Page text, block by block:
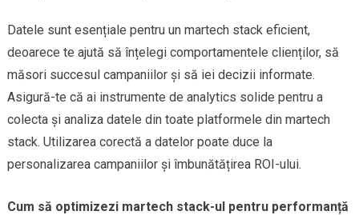
Datele sunt esențiale pentru un martech stack eficient,
deoarece te ajută să înțelegi comportamentele clienților, să
măsori succesul campaniilor și să iei decizii informate.
Asigură-te că ai instrumente de analytics solide pentru a
colecta și analiza datele din toate platformele din martech
stack. Utilizarea corectă a datelor poate duce la
personalizarea campaniilor și îmbunătățirea ROI-ului.
Cum să optimizezi martech stack-ul pentru performanță